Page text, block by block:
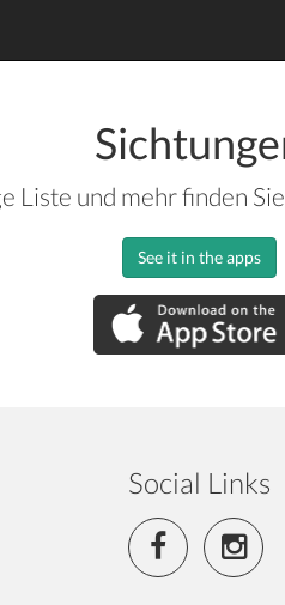
Liste und mehr finden
See it in the apps
Social Links